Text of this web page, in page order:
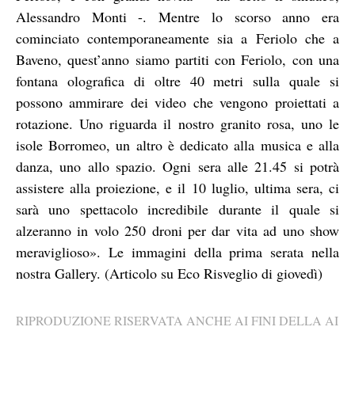
Alessandro Monti -. Mentre lo scorso anno era
cominciato contemporaneamente sia a Feriolo che a
Baveno, quest’anno siamo partiti con Feriolo, con una
fontana olografica di oltre 40 metri sulla quale si
possono ammirare dei video che vengono proiettati a
rotazione. Uno riguarda il nostro granito rosa, uno le
isole Borromeo, un altro è dedicato alla musica e alla
danza, uno allo spazio. Ogni sera alle 21.45 si potrà
assistere alla proiezione, e il 10 luglio, ultima sera, ci
sarà uno spettacolo incredibile durante il quale si
alzeranno in volo 250 droni per dar vita ad uno show
meraviglioso». Le immagini della prima serata nella
nostra Gallery. (Articolo su Eco Risveglio di giovedì)
RIPRODUZIONE RISERVATA ANCHE AI FINI DELLA AI